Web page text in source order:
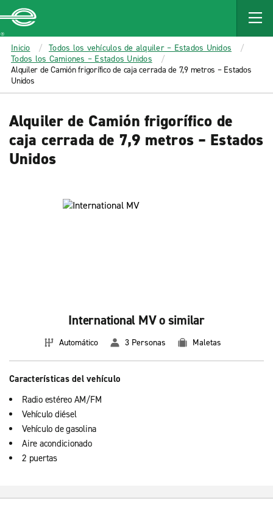
MAIN
CONTENT
Enterprise
Inicio
Todos los vehículos de alquiler – Estados Unidos
Todos los Camiones – Estados Unidos
Alquiler de Camión frigorífico de caja cerrada de 7,9 metros – Estados
Unidos
Alquiler de Camión frigorífico de
caja cerrada de 7,9 metros – Estados
Unidos
International MV o similar
Automático 3 Personas Maletas
Características del vehículo
Radio estéreo AM/FM
Vehículo diésel
Vehículo de gasolina
Aire acondicionado
2 puertas